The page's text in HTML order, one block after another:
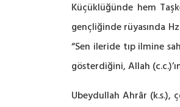
Küçüklüğünde hem
gençliğinde rüyasında
“Sen ileride tıp ilmine
gösterdiğini, Allah
Ubeydullah Ahrâr (k.s.),